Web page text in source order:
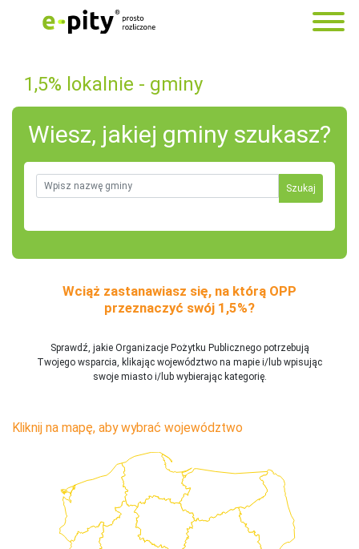
1,5% lokalnie - gminy
Wiesz, jakiej gminy szukasz?
Szukaj
Wciąż zastanawiasz się, na którą OPP
przeznaczyć swój 1,5%?
Sprawdź, jakie Organizacje Pożytku Publicznego potrzebują
Twojego wsparcia, klikając województwo na mapie i/lub wpisując
swoje miasto i/lub wybierając kategorię.
Kliknij na mapę, aby wybrać województwo